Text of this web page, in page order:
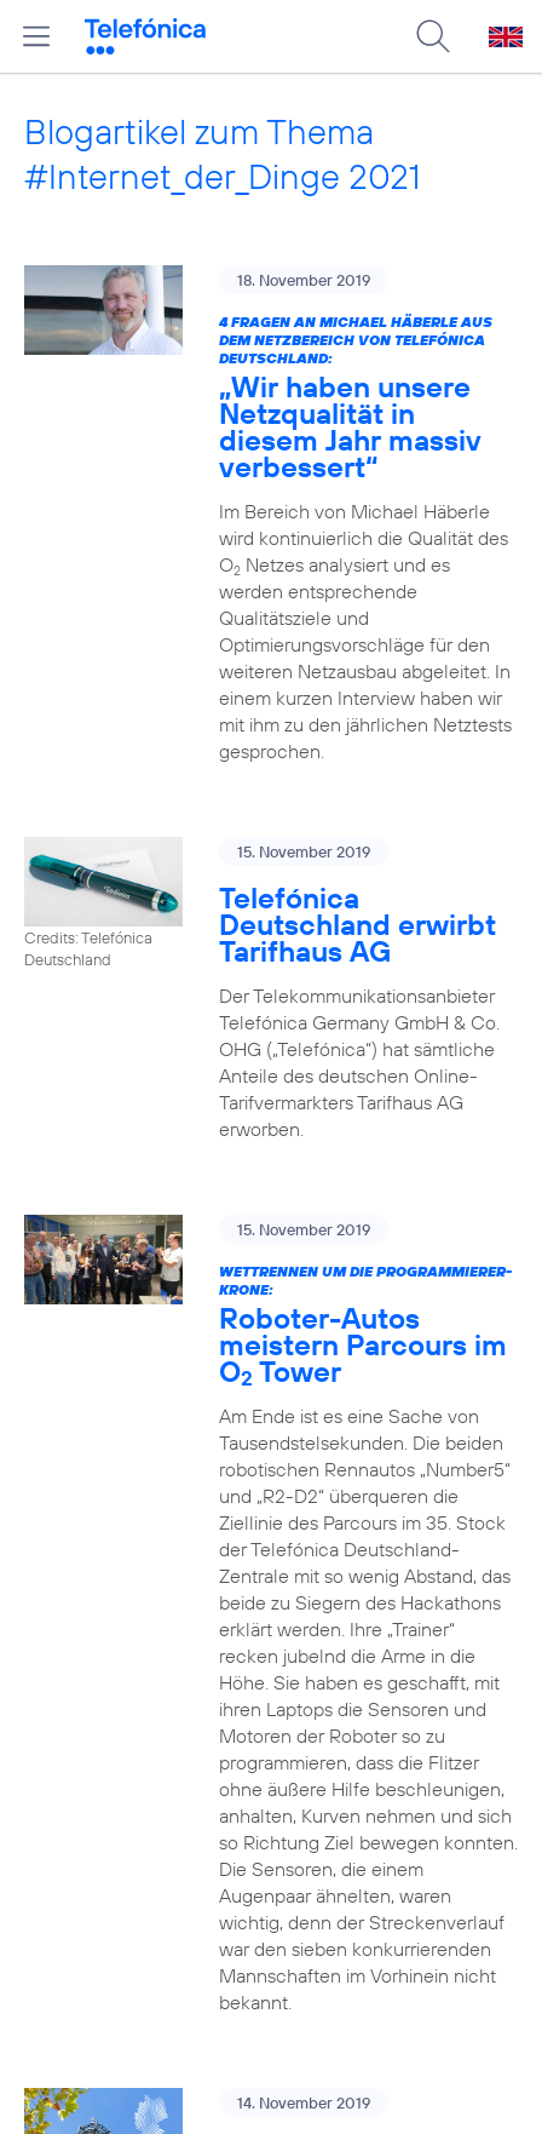
Blogartikel zum Thema
#Internet_der_Dinge 2021
18. November 2019
4 FRAGEN AN MICHAEL HÄBERLE AUS
DEM NETZBEREICH VON TELEFÓNICA
DEUTSCHLAND:
„Wir haben unsere
Netzqualität in
diesem Jahr massiv
verbessert“
Im Bereich von Michael Häberle
wird kontinuierlich die Qualität des
O2Netzes analysiert und es
werden entsprechende
Qualitätsziele und
Optimierungsvorschläge für den
weiteren Netzausbau abgeleitet. In
einem kurzen Interview haben wir
mit ihm zu den jährlichen Netztests
gesprochen.
Credits: Telefónica
Deutschland
15. November 2019
Telefónica
Deutschland erwirbt
Tarifhaus AG
Der Telekommunikationsanbieter
Telefónica Germany GmbH & Co.
OHG („Telefónica“) hat sämtliche
Anteile des deutschen Online-
Tarifvermarkters Tarifhaus AG
erworben.
15. November 2019
WETTRENNEN UM DIE PROGRAMMIERER-
KRONE:
Roboter-Autos
meistern Parcours im
O2 Tower
Am Ende ist es eine Sache von
Tausendstelsekunden. Die beiden
robotischen Rennautos „Number5“
und „R2-D2“ überqueren die
Ziellinie des Parcours im 35. Stock
der Telefónica Deutschland-
Zentrale mit so wenig Abstand, das
beide zu Siegern des Hackathons
erklärt werden. Ihre „Trainer“
recken jubelnd die Arme in die
Höhe. Sie haben es geschafft, mit
ihren Laptops die Sensoren und
Motoren der Roboter so zu
programmieren, dass die Flitzer
ohne äußere Hilfe beschleunigen,
anhalten, Kurven nehmen und sich
so Richtung Ziel bewegen konnten.
Die Sensoren, die einem
Augenpaar ähnelten, waren
wichtig, denn der Streckenverlauf
war den sieben konkurrierenden
Mannschaften im Vorhinein nicht
bekannt.
14. November 2019